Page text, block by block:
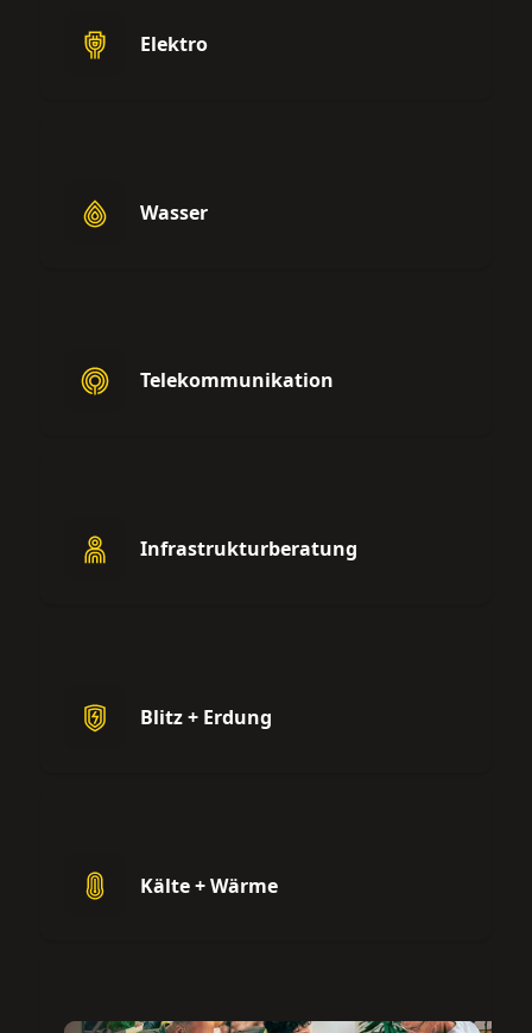
Elektro
Wasser
Telekommunikation
Infrastrukturberatung
Blitz + Erdung
Kälte + Wärme